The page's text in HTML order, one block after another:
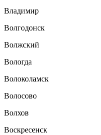
Владимир
Волгодонск
Волжский
Вологда
Волоколамск
Волосово
Волхов
Воскресенск